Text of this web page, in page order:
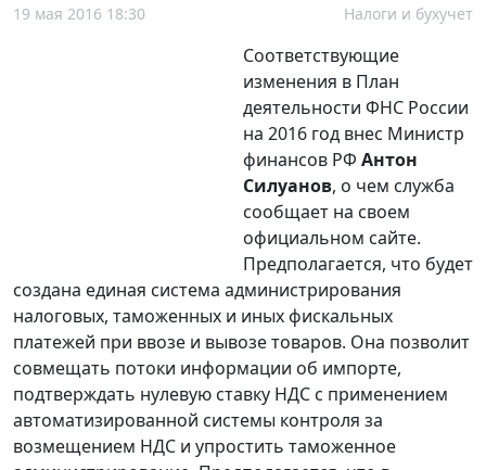
19 мая 2016 18:30 Налоги и бухучет
Соответствующие
изменения в План
деятельности ФНС России
на 2016 год внес Министр
финансов РФ Антон
Силуанов, о чем служба
сообщает на своем
официальном сайте.
Предполагается, что будет
создана единая система администрирования
налоговых, таможенных и иных фискальных
платежей при ввозе и вывозе товаров. Она позволит
совмещать потоки информации об импорте,
подтверждать нулевую ставку НДС с применением
автоматизированной системы контроля за
возмещением НДС и упростить таможенное